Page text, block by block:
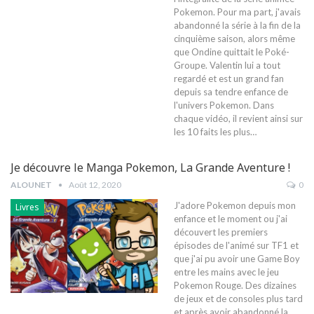
Pokemon. Pour ma part, j'avais
abandonné la série à la fin de la
cinquième saison, alors même
que Ondine quittait le Poké-
Groupe. Valentin lui a tout
regardé et est un grand fan
depuis sa tendre enfance de
l'univers Pokemon. Dans
chaque vidéo, il revient ainsi sur
les 10 faits les plus…
Je découvre le Manga Pokemon, La Grande Aventure !
ALOUNET Août 12, 2020 0
Livres
J'adore Pokemon depuis mon
enfance et le moment ou j'ai
découvert les premiers
épisodes de l'animé sur TF1 et
que j'ai pu avoir une Game Boy
entre les mains avec le jeu
Pokemon Rouge. Des dizaines
de jeux et de consoles plus tard
et après avoir abandonné la